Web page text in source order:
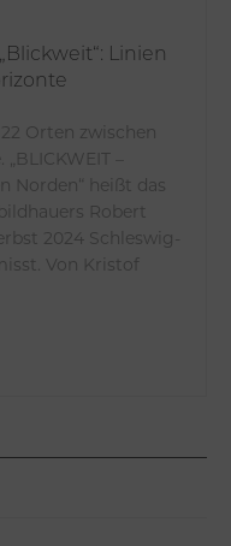
Linien
Orten zwischen
–
Norden“ heißt das
Robert
2024 Schleswig-
Kristof